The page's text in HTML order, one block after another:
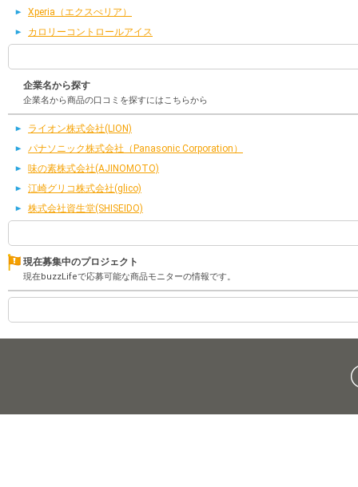
Xperia（エクスぺリア）
カロリーコントロールアイス
企業名から探す
企業名から商品の口コミを探すにはこちらから
ライオン株式会社(LION)
パナソニック株式会社（Panasonic Corporation）
味の素株式会社(AJINOMOTO)
江崎グリコ株式会社(glico)
株式会社資生堂(SHISEIDO)
現在募集中のプロジェクト
現在buzzLifeで応募可能な商品モニターの情報です。